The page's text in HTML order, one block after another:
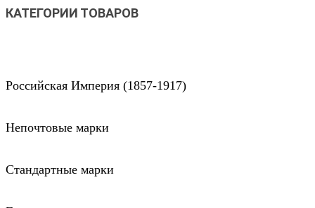
КАТЕГОРИИ ТОВАРОВ
Российская Империя (1857-1917)
Непочтовые марки
Стандартные марки